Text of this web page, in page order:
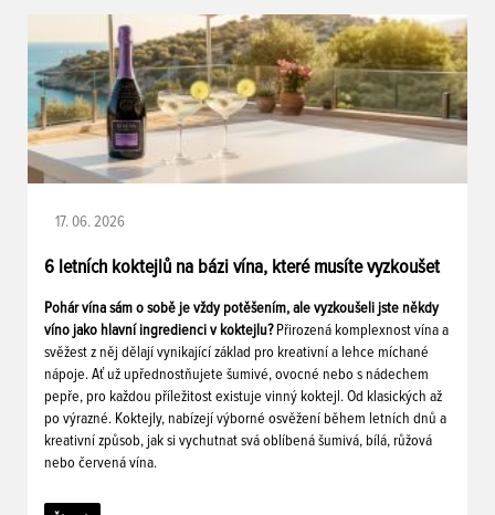
17. 06. 2026
6 letních koktejlů na bázi vína, které musíte vyzkoušet
Pohár vína sám o sobě je vždy potěšením, ale vyzkoušeli jste někdy
víno jako hlavní ingredienci v koktejlu? Přirozená komplexnost vína a
svěžest z něj dělají vynikající základ pro kreativní a lehce míchané
nápoje. Ať už upřednostňujete šumivé, ovocné nebo s nádechem
pepře, pro každou příležitost existuje vinný koktejl. Od klasických až
po výrazné. Koktejly, nabízejí výborné osvěžení během letních dnů a
kreativní způsob, jak si vychutnat svá oblíbená šumivá, bílá, růžová
nebo červená vína.